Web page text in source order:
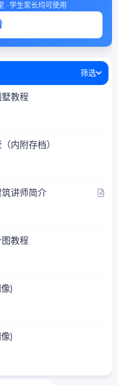
· 学生家长均可使用
筛选
教程
内附存档）
文
讲师简介
教程
)
)